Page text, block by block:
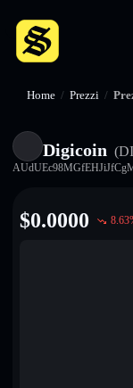
Home / Prezzi /
Digicoin
$0.0000 8.63